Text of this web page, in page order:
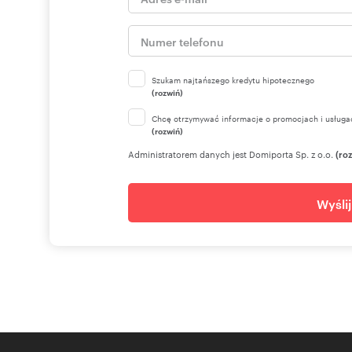
Szukam najtańszego kredytu hipotecznego
(rozwiń)
Chcę otrzymywać informacje o promocjach i
(rozwiń)
Administratorem danych jest Domiporta Sp. z o.o.